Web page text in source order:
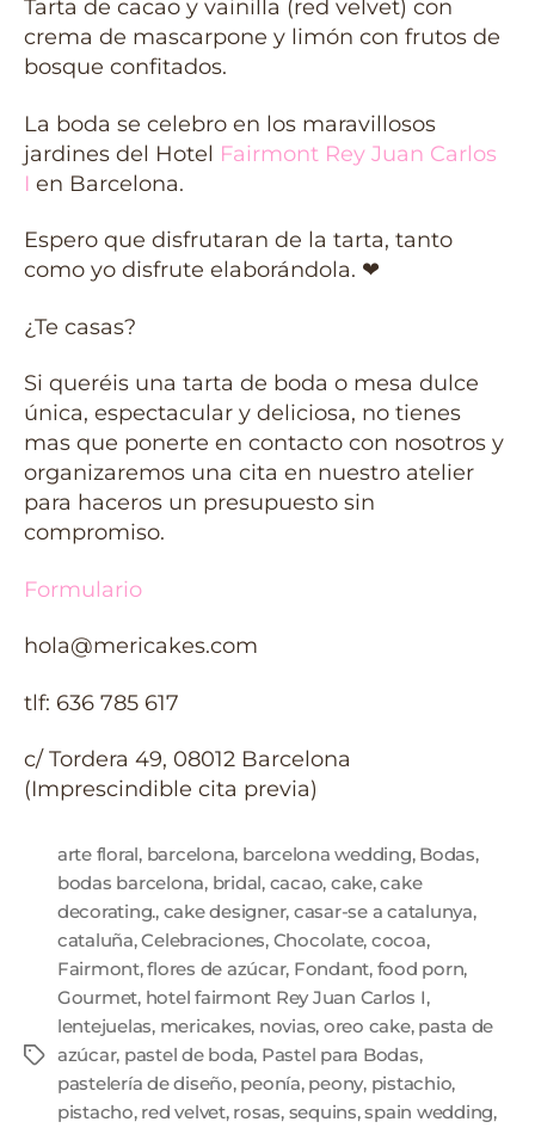
Tarta de cacao y vainilla (red velvet) con
crema de mascarpone y limón con frutos de
bosque confitados.
La boda se celebro en los maravillosos
jardines del Hotel Fairmont Rey Juan Carlos
I en Barcelona.
Espero que disfrutaran de la tarta, tanto
como yo disfrute elaborándola. ❤
¿Te casas?
Si queréis una tarta de boda o mesa dulce
única, espectacular y deliciosa, no tienes
mas que ponerte en contacto con nosotros y
organizaremos una cita en nuestro atelier
para haceros un presupuesto sin
compromiso.
Formulario
hola@mericakes.com
tlf: 636 785 617
c/ Tordera 49, 08012 Barcelona
(Imprescindible cita previa)
arte floral, barcelona, barcelona wedding, Bodas,
bodas barcelona, bridal, cacao, cake,cake
decorating., cake designer, casar-se a catalunya,
cataluña,Celebraciones, Chocolate, cocoa,
Fairmont,flores de azúcar, Fondant, food porn,
Gourmet, hotel fairmont Rey Juan Carlos I,
lentejuelas, mericakes, novias, oreo cake, pasta de
azúcar, pastel de boda, Pastel para Bodas,
pastelería de diseño, peonía, peony, pistachio,
pistacho, red velvet, rosas, sequins,spain wedding,